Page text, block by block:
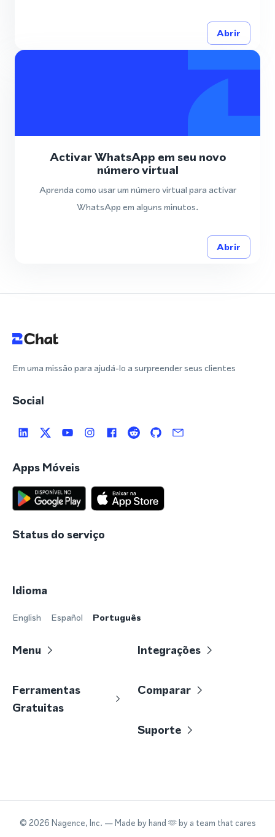
Abrir
Activar WhatsApp em seu novo
número virtual
Aprenda como usar um número virtual para activar
WhatsApp em alguns minutos.
Abrir
Em uma missão para ajudá-lo a surpreender seus clientes
Social
Apps Móveis
Status do serviço
Idioma
English Español Português
Menu Integrações
Ferramentas
Gratuitas
Comparar
Suporte
© 2026 Nagence, Inc. — Made by hand 🫶 by a team that cares